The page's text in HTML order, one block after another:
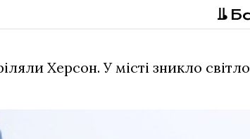
Херсон. У місті зникло світло